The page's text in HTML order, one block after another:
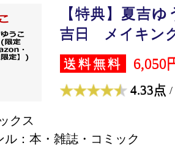
【特典】夏吉
吉日 メイキン
送料無料 6,050
4.33点 /
クス
ル：本・雑誌・コミック